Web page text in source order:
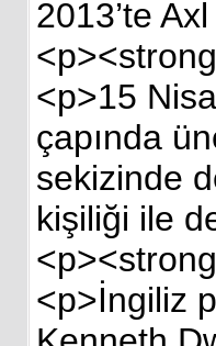
2013’te
<p>15
çapında
sekizinde
kişiliği ile
<p>İngiliz